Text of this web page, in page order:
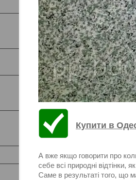
Купити в
А вже якщо говорити про
себе всі природні відтінки,
Саме в результаті того, що